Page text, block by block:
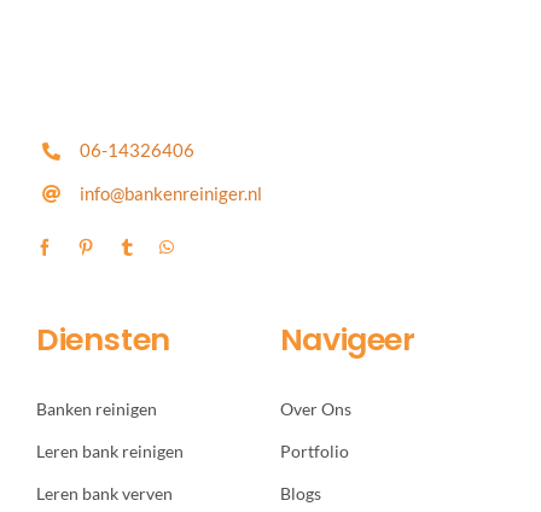
06-14326406
info@bankenreiniger.nl
Diensten
Banken reinigen
Leren bank reinigen
Leren bank verven
Navigeer
Over Ons
Portfolio
Blogs